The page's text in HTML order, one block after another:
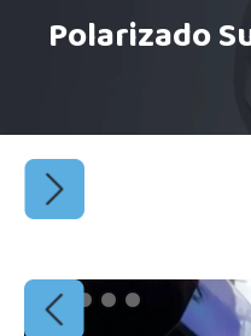
Polarizado
Slide 2 of 5.